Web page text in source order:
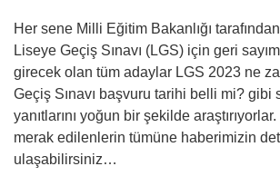
Her sene Milli Eğitim Bakanlığı
Liseye Geçiş Sınavı (LGS) için geri
girecek olan tüm adaylar LGS 2023 ne
Geçiş Sınavı başvuru tarihi belli mi? gibi
yanıtlarını yoğun bir şekilde
merak edilenlerin tümüne haberimizin
ulaşabilirsiniz…